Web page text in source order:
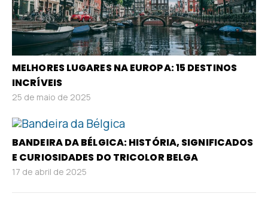
MELHORES LUGARES NA EUROPA: 15 DESTINOS
INCRÍVEIS
25 de maio de 2025
BANDEIRA DA BÉLGICA: HISTÓRIA, SIGNIFICADOS
E CURIOSIDADES DO TRICOLOR BELGA
17 de abril de 2025